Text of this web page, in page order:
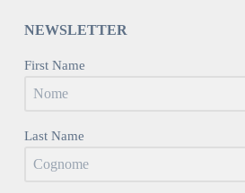
NEWSLETTER
First Name
Last Name